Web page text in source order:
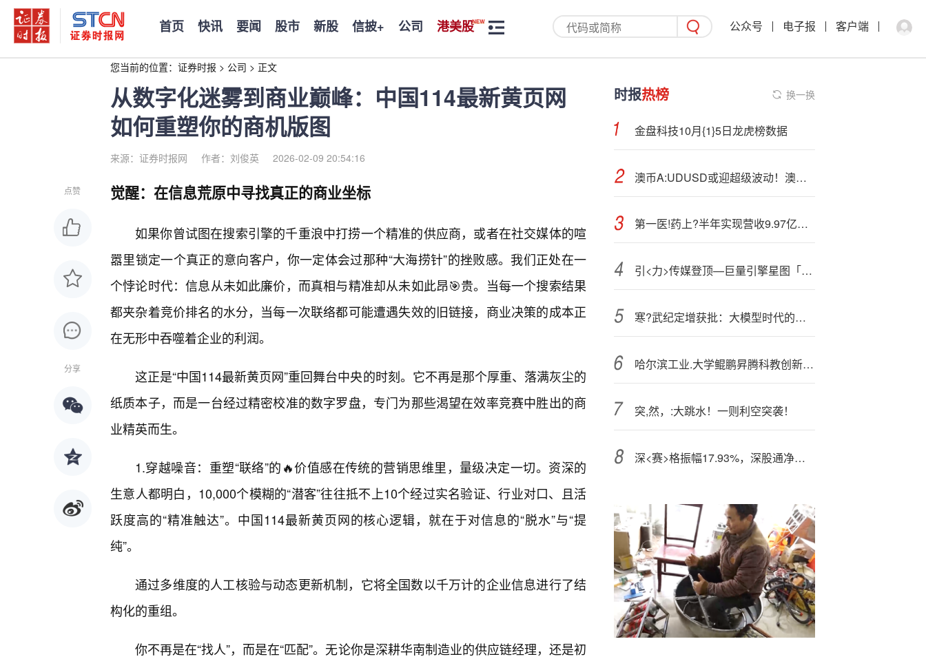
首页 快讯 要闻 股市 新股 信披+ 公司 港美股 公众号 电子报 客户端
您当前的位置： 证券时报 > 公司 > 正文
从数字化迷雾到商业巅峰：中国114最新黄页网
如何重塑你的商机版图
来源：证券时报网 作者：刘俊英 2026-02-09 20:54:16
点赞
分享
觉醒：在信息荒原中寻找真正的商业坐标
如果你曾试图在搜索引擎的千重浪中打捞一个精准的供应商，或者在社交媒体的喧
嚣里锁定一个真正的意向客户，你一定体会过那种“大海捞针”的挫败感。我们正处在一
个悖论时代：信息从未如此廉价，而真相与精准却从未如此昂🎯贵。当每一个搜索结果
都夹杂着竞价排名的水分，当每一次联络都可能遭遇失效的旧链接，商业决策的成本正
在无形中吞噬着企业的利润。
这正是“中国114最新黄页网”重回舞台中央的时刻。它不再是那个厚重、落满灰尘的
纸质本子，而是一台经过精密校准的数字罗盘，专门为那些渴望在效率竞赛中胜出的商
业精英而生。
1.穿越噪音：重塑“联络”的🔥价值感在传统的营销思维里，量级决定一切。资深的
生意人都明白，10,000个模糊的“潜客”往往抵不上10个经过实名验证、行业对口、且活
跃度高的“精准触达”。中国114最新黄页网的核心逻辑，就在于对信息的“脱水”与“提
纯”。
通过多维度的人工核验与动态更新机制，它将全国数以千万计的企业信息进行了结
构化的重组。
你不再是在“找人”，而是在“匹配”。无论你是深耕华南制造业的供应链经理，还是初
时报热榜 换一换
金盘科技10月{1}5日龙虎榜数据
澳币A:UDUSD或迎超级波动！澳美稀土协议+降息预期双重引爆
第一医!药上?半年实现营收9.97亿元 同比增长11.58%
引<力>传媒登顶—巨量引擎星图「行业先锋榜-美妆」「创新突破榜」榜首
寒?武纪定增获批：大模型时代的战略布局与发展契机
哈尔滨工业.大学鲲鹏昇腾科教创新孵化中心成立
突,然，:大跳水！一则利空突袭！
深<赛>格振幅17.93%，深股通净卖出1925.97万元